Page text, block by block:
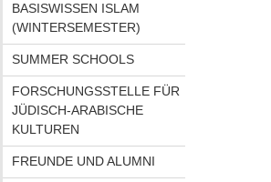
BASISWISSEN ISLAM
(WINTERSEMESTER)
SUMMER SCHOOLS
FORSCHUNGSSTELLE FÜR
JÜDISCH-ARABISCHE
KULTUREN
FREUNDE UND ALUMNI